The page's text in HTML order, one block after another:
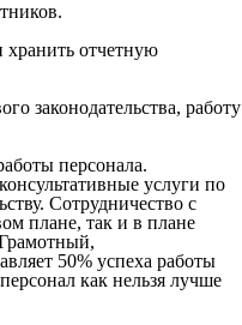
хранить отчетную
законодательства, работу
персонала.
услуги по
Сотрудничество с
плане, так и в плане
50% успеха работы
как нельзя лучше